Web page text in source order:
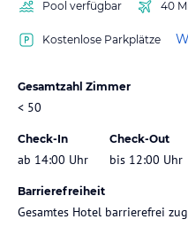
Pool verfügbar
40
Kostenlose Parkplätze
Gesamtzahl Zimmer
< 50
Check-In
ab 14:00 Uhr
Check-Out
bis 12:00 Uhr
Barrierefreiheit
Gesamtes Hotel barrierefrei